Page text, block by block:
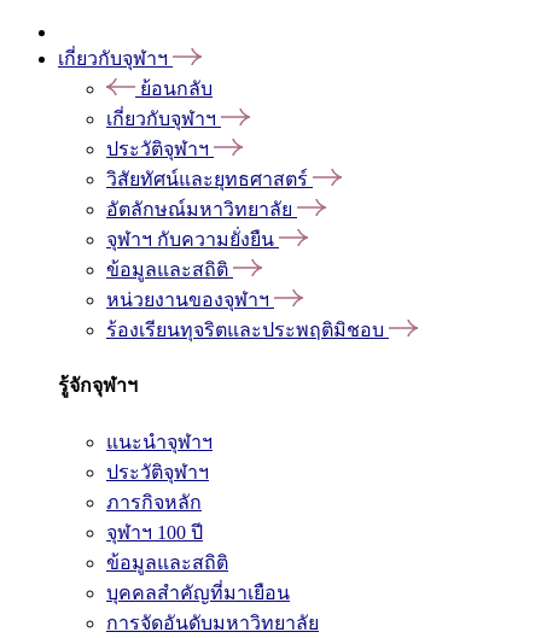
เกี่ยวกับจุฬาฯ
ย้อนกลับ
เกี่ยวกับจุฬาฯ
ประวัติจุฬาฯ
วิสัยทัศน์และยุทธศาสตร์
อัตลักษณ์มหาวิทยาลัย
จุฬาฯ กับความยั่งยืน
ข้อมูลและสถิติ
หน่วยงานของจุฬาฯ
ร้องเรียนทุจริตและประพฤติมิชอบ
รู้จักจุฬาฯ
แนะนำจุฬาฯ
ประวัติจุฬาฯ
ภารกิจหลัก
จุฬาฯ 100 ปี
ข้อมูลและสถิติ
บุคคลสำคัญที่มาเยือน
การจัดอันดับมหาวิทยาลัย